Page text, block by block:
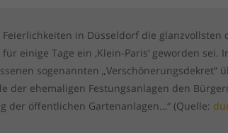
Feierlichkeiten in Düsseldorf die glanzvollsten
einige Tage ein ‚Klein-Paris‘ geworden sei.
sogenannten „Verschönerungsdekret“
der ehemaligen Festungsanlagen den
der öffentlichen Gartenanlagen…“ (Quelle: